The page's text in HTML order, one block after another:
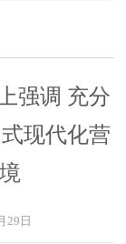
强调 充分
现代化营
29日